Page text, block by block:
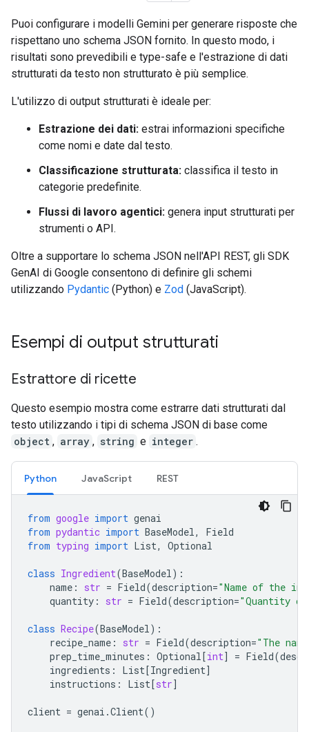
Puoi configurare i modelli Gemini per generare risposte che
rispettano uno schema JSON fornito. In questo modo, i
risultati sono prevedibili e type-safe e l'estrazione di dati
strutturati da testo non strutturato è più semplice.
L'utilizzo di output strutturati è ideale per:
Estrazione dei dati: estrai informazioni specifiche
come nomi e date dal testo.
Classificazione strutturata: classifica il testo in
categorie predefinite.
Flussi di lavoro agentici: genera input strutturati per
strumenti o API.
Oltre a supportare lo schema JSON nell'API REST, gli SDK
GenAI di Google consentono di definire gli schemi
utilizzando Pydantic (Python) e Zod (JavaScript).
Esempi di output strutturati
Estrattore di ricette
Questo esempio mostra come estrarre dati strutturati dal
testo utilizzando i tipi di schema JSON di base come
object , array , string e integer .
Python JavaScript REST
from google import genai
from pydantic import BaseModel,
Field
from typing import List, Optional
class Ingredient(BaseModel):
name : str = Field(description="Name of the
quantity : str = Field(description="Quantity
class Recipe(BaseModel):
recipe_name : str = Field(description="The
prep_time_minutes : Optional[int] = Field(
ingredients : List[Ingredient]
instructions : List[str]
client = genai .Client()